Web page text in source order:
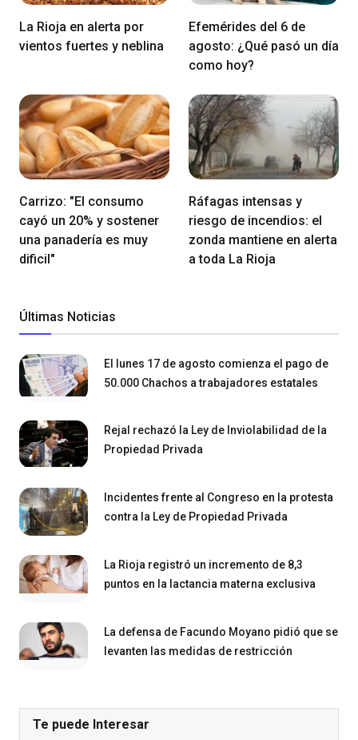
La Rioja en alerta por
vientos fuertes y neblina
Efemérides del 6 de
agosto: ¿Qué pasó un día
como hoy?
Carrizo: "El consumo
cayó un 20% y sostener
una panadería es muy
dificil"
Ráfagas intensas y
riesgo de incendios: el
zonda mantiene en alerta
a toda La Rioja
Últimas Noticias
El lunes 17 de agosto comienza el pago de
50.000 Chachos a trabajadores estatales
Rejal rechazó la Ley de Inviolabilidad de la
Propiedad Privada
Incidentes frente al Congreso en la protesta
contra la Ley de Propiedad Privada
La Rioja registró un incremento de 8,3
puntos en la lactancia materna exclusiva
La defensa de Facundo Moyano pidió que se
levanten las medidas de restricción
Te puede Interesar